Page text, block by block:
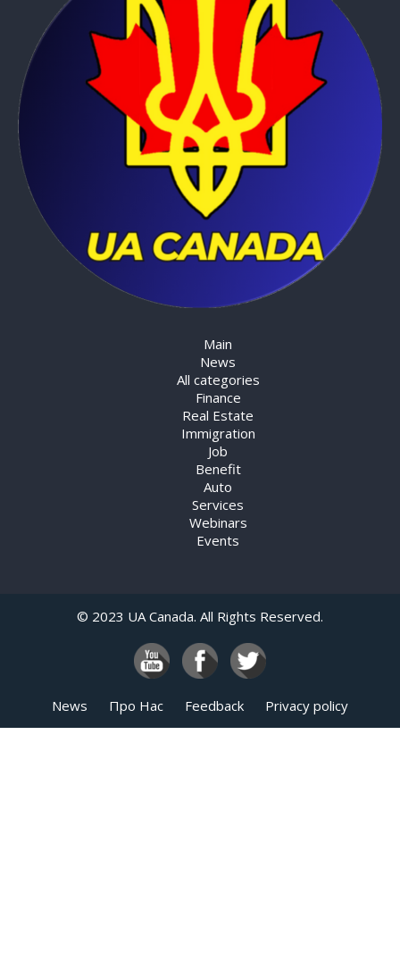
Main
News
All categories
Finance
Real Estate
Immigration
Job
Benefit
Auto
Services
Webinars
Events
© 2023 UA Canada. All Rights Reserved.
News Про Нас Feedback Privacy policy